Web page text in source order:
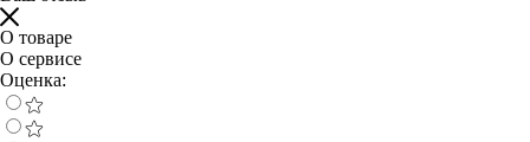
О товаре
О сервисе
Оценка: